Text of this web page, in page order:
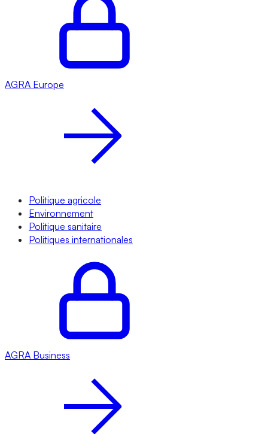
AGRA Europe
Politique agricole
Environnement
Politique sanitaire
Politiques internationales
AGRA Business